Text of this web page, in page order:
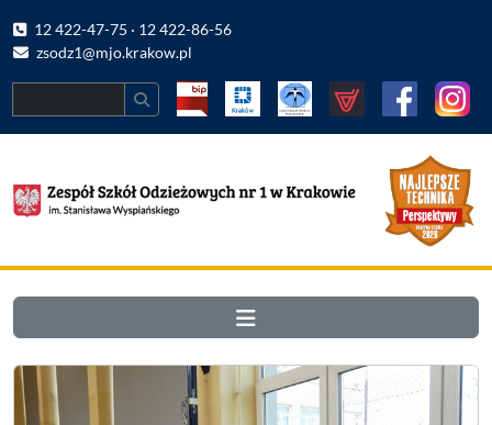
12 422-47-75 · 12 422-86-56
zsodz1@mjo.krakow.pl